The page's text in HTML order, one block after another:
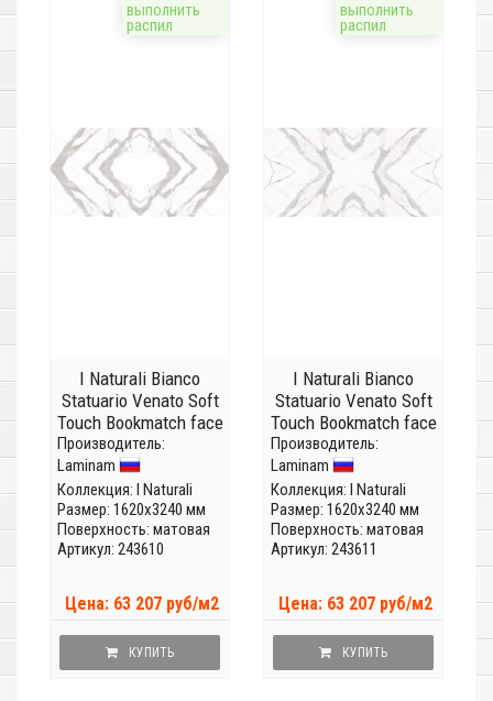
выполнить
распил
I Naturali Bianco
Statuario Venato Soft
Touch Bookmatch face
A LAMF0M0016_IT
(Толщина 12 мм)
Производитель:
Laminam
Коллекция: I Naturali
Размер: 1620x3240 мм
Поверхность: матовая
Артикул: 243610
Цена: 63 207 руб/м2
КУПИТЬ
выполнить
распил
I Naturali Bianco
Statuario Venato Soft
Touch Bookmatch face
B LAMF0M0017_IT
(Толщина 12 мм)
Производитель:
Laminam
Коллекция: I Naturali
Размер: 1620x3240 мм
Поверхность: матовая
Артикул: 243611
Цена: 63 207 руб/м2
КУПИТЬ